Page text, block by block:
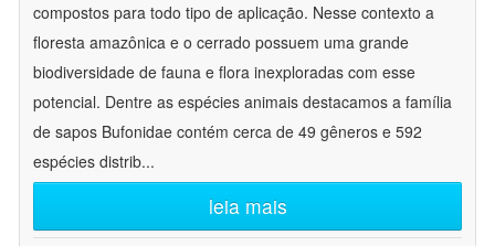
compostos para todo tipo de aplicação. Nesse contexto a
floresta amazônica e o cerrado possuem uma grande
biodiversidade de fauna e flora inexploradas com esse
potencial. Dentre as espécies animais destacamos a família
de sapos Bufonidae contém cerca de 49 gêneros e 592
espécies distrib...
leia mais